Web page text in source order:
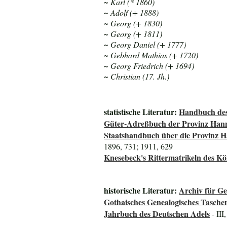
~ Adolf (+ 1888)
~ Georg (+ 1830)
~ Georg (+ 1811)
~ Georg Daniel (+ 1777)
~ Gebhard Mathias (+ 1720)
~ Georg Friedrich (+ 1694)
~ Christian (17. Jh.)
statistische Literatur:Handbuch
Güter-Adreßbuch der Provinz
Staatshandbuch über die Provinz
1896, 731; 1911, 629
Knesebeck's Rittermatrikeln des
historische Literatur:Archiv für
Gothaisches Genealogisches
Jahrbuch des Deutschen Adels- III,